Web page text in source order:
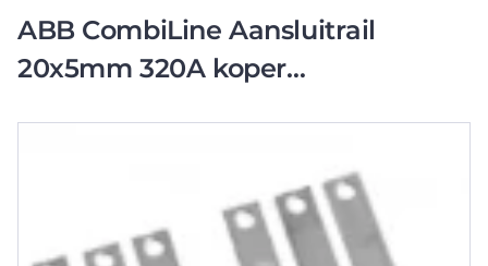
ABB CombiLine Aansluitrail
20x5mm 320A koper